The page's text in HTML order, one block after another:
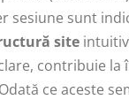
sesiune sunt
site
contribuie la
ce aceste